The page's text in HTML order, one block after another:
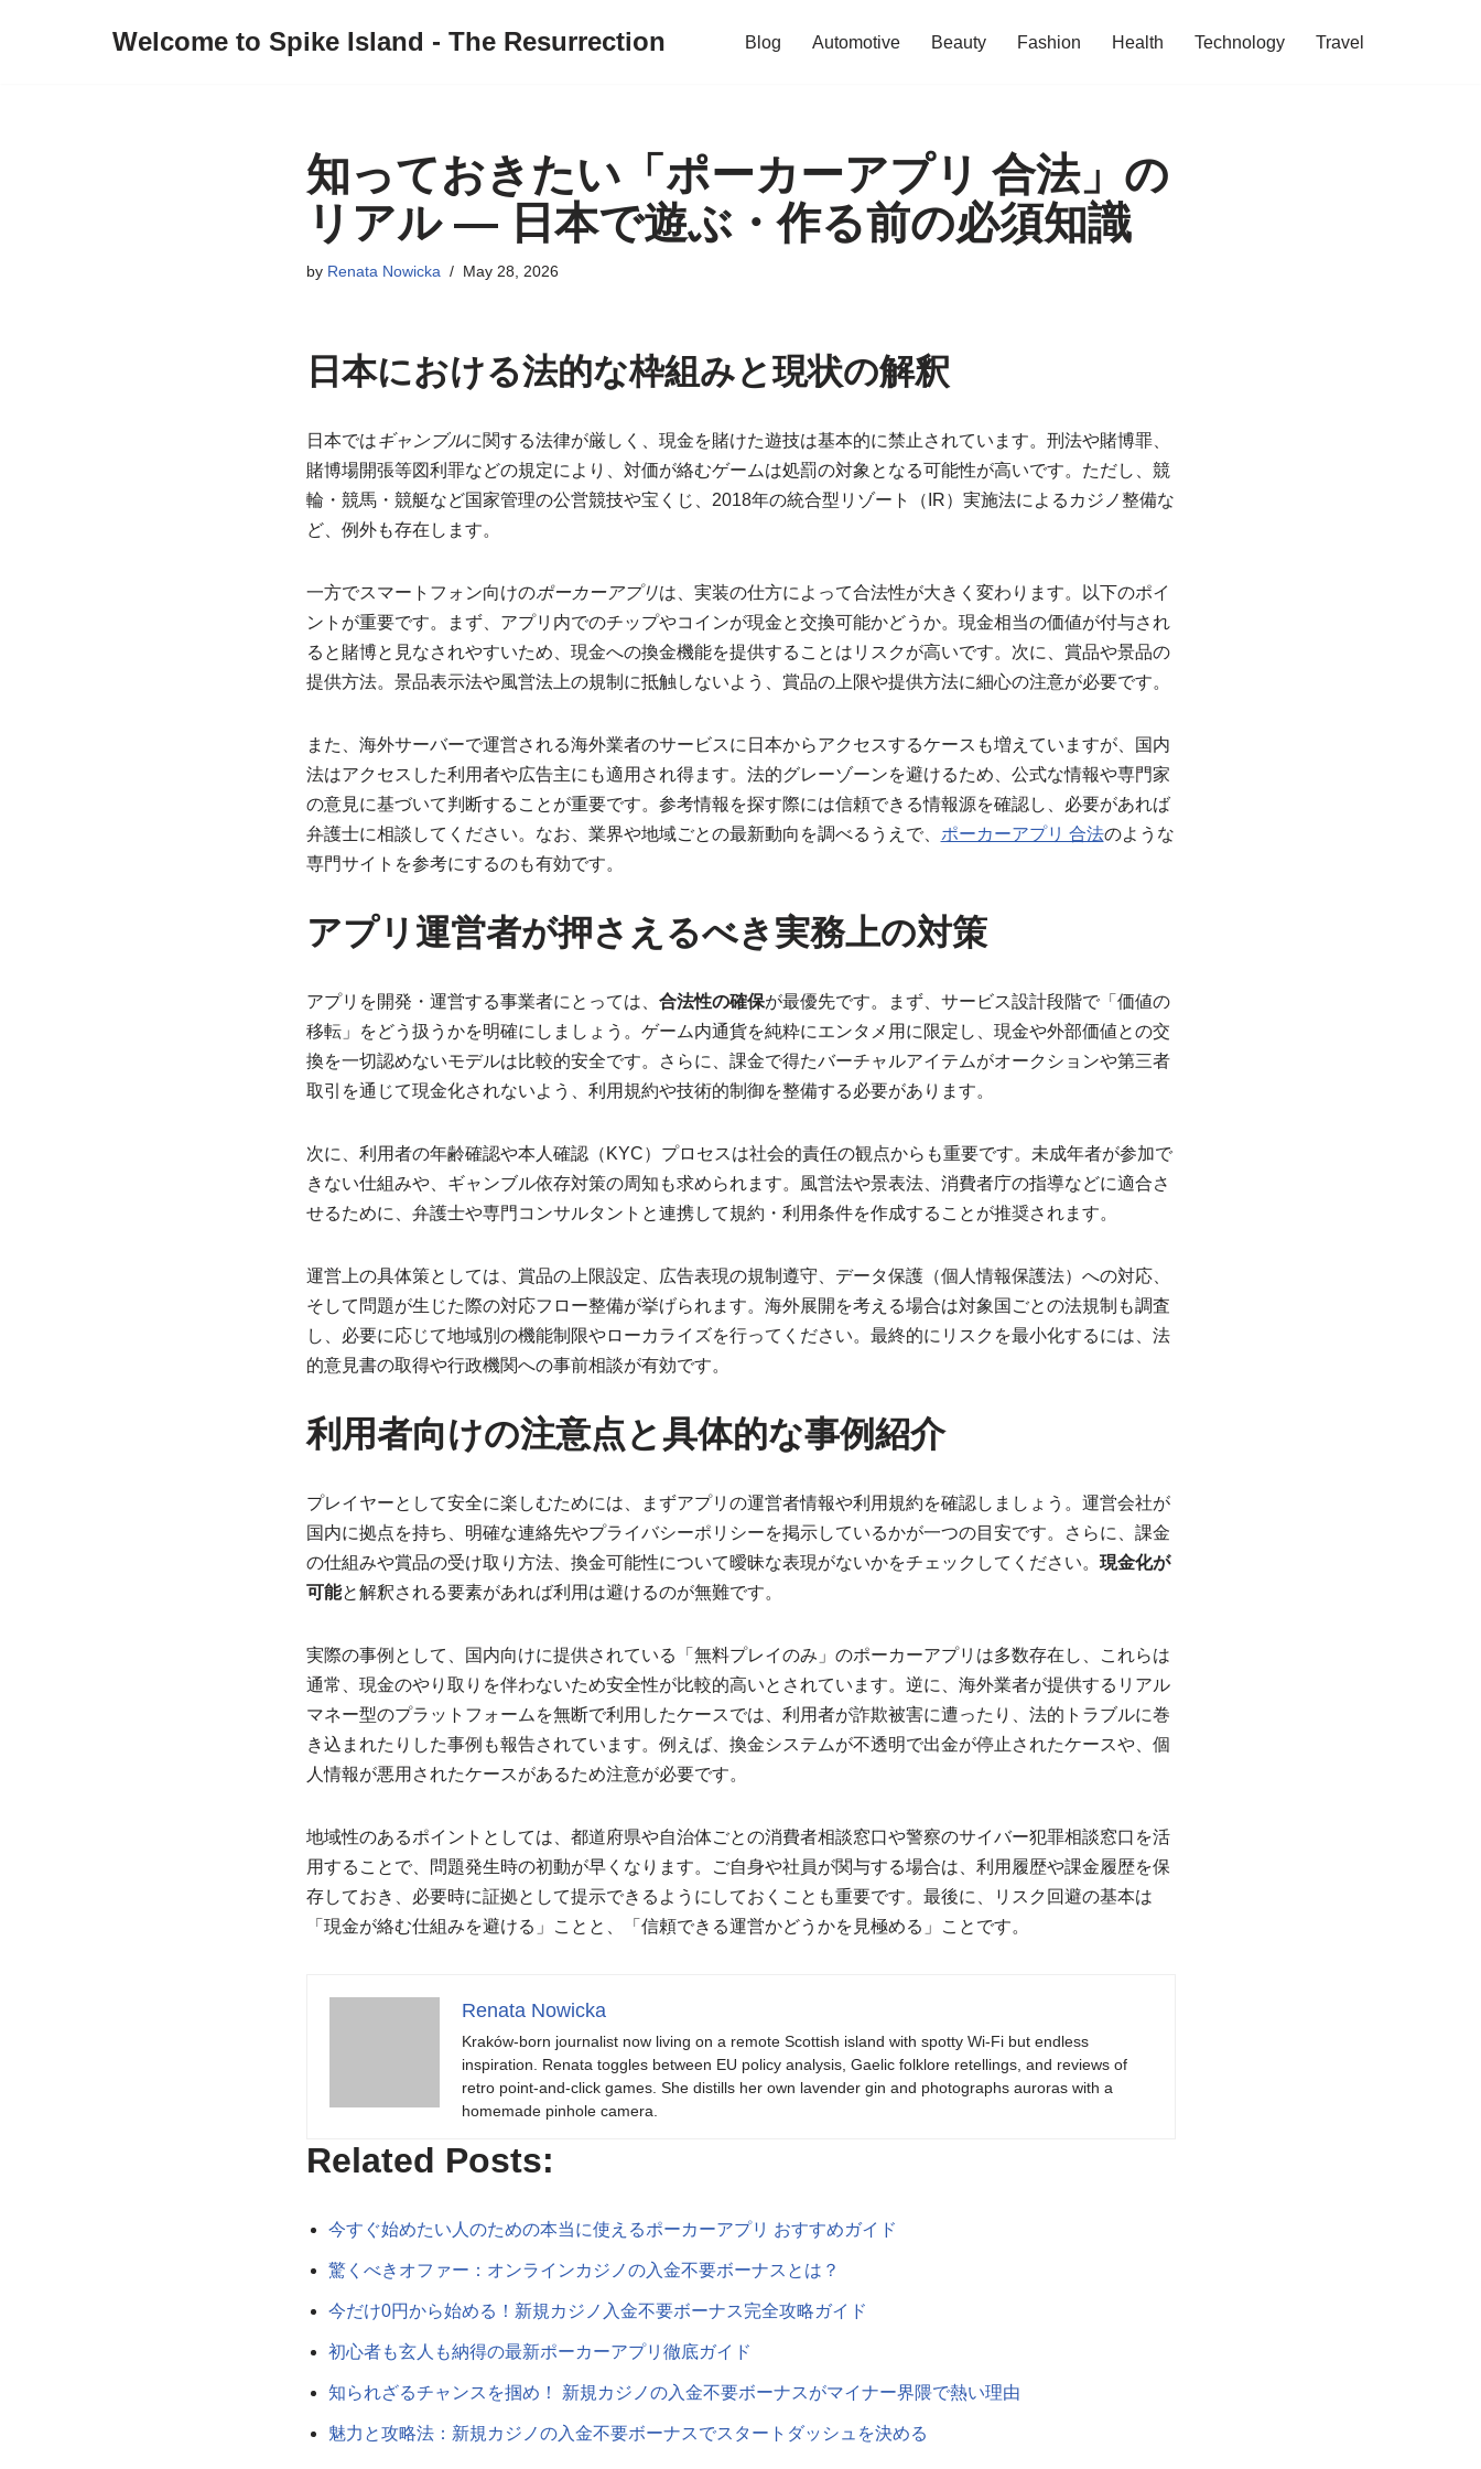
Welcome to Spike Island - The Resurrection Blog Automotive Beauty Fashion Health Technology Travel
知っておきたい「ポーカーアプリ 合法」の
リアル — 日本で遊ぶ・作る前の必須知識
by Renata Nowicka May 28, 2026
日本における法的な枠組みと現状の解釈
日本ではギャンブルに関する法律が厳しく、現金を賭けた遊技は基本的に禁止されています。刑法や賭博罪、
賭博場開張等図利罪などの規定により、対価が絡むゲームは処罰の対象となる可能性が高いです。ただし、競
輪・競馬・競艇など国家管理の公営競技や宝くじ、2018年の統合型リゾート（IR）実施法によるカジノ整備な
ど、例外も存在します。
一方でスマートフォン向けのポーカーアプリは、実装の仕方によって合法性が大きく変わります。以下のポイ
ントが重要です。まず、アプリ内でのチップやコインが現金と交換可能かどうか。現金相当の価値が付与され
ると賭博と見なされやすいため、現金への換金機能を提供することはリスクが高いです。次に、賞品や景品の
提供方法。景品表示法や風営法上の規制に抵触しないよう、賞品の上限や提供方法に細心の注意が必要です。
また、海外サーバーで運営される海外業者のサービスに日本からアクセスするケースも増えていますが、国内
法はアクセスした利用者や広告主にも適用され得ます。法的グレーゾーンを避けるため、公式な情報や専門家
の意見に基づいて判断することが重要です。参考情報を探す際には信頼できる情報源を確認し、必要があれば
弁護士に相談してください。なお、業界や地域ごとの最新動向を調べるうえで、 ポーカーアプリ 合法のような
専門サイトを参考にするのも有効です。
アプリ運営者が押さえるべき実務上の対策
アプリを開発・運営する事業者にとっては、 合法性の確保が最優先です。まず、サービス設計段階で「価値の
移転」をどう扱うかを明確にしましょう。ゲーム内通貨を純粋にエンタメ用に限定し、現金や外部価値との交
換を一切認めないモデルは比較的安全です。さらに、課金で得たバーチャルアイテムがオークションや第三者
取引を通じて現金化されないよう、利用規約や技術的制御を整備する必要があります。
次に、利用者の年齢確認や本人確認（KYC）プロセスは社会的責任の観点からも重要です。未成年者が参加で
きない仕組みや、ギャンブル依存対策の周知も求められます。風営法や景表法、消費者庁の指導などに適合さ
せるために、弁護士や専門コンサルタントと連携して規約・利用条件を作成することが推奨されます。
運営上の具体策としては、賞品の上限設定、広告表現の規制遵守、データ保護（個人情報保護法）への対応、
そして問題が生じた際の対応フロー整備が挙げられます。海外展開を考える場合は対象国ごとの法規制も調査
し、必要に応じて地域別の機能制限やローカライズを行ってください。最終的にリスクを最小化するには、法
的意見書の取得や行政機関への事前相談が有効です。
利用者向けの注意点と具体的な事例紹介
プレイヤーとして安全に楽しむためには、まずアプリの運営者情報や利用規約を確認しましょう。運営会社が
国内に拠点を持ち、明確な連絡先やプライバシーポリシーを掲示しているかが一つの目安です。さらに、課金
の仕組みや賞品の受け取り方法、換金可能性について曖昧な表現がないかをチェックしてください。 現金化が
可能と解釈される要素があれば利用は避けるのが無難です。
実際の事例として、国内向けに提供されている「無料プレイのみ」のポーカーアプリは多数存在し、これらは
通常、現金のやり取りを伴わないため安全性が比較的高いとされています。逆に、海外業者が提供するリアル
マネー型のプラットフォームを無断で利用したケースでは、利用者が詐欺被害に遭ったり、法的トラブルに巻
き込まれたりした事例も報告されています。例えば、換金システムが不透明で出金が停止されたケースや、個
人情報が悪用されたケースがあるため注意が必要です。
地域性のあるポイントとしては、都道府県や自治体ごとの消費者相談窓口や警察のサイバー犯罪相談窓口を活
用することで、問題発生時の初動が早くなります。ご自身や社員が関与する場合は、利用履歴や課金履歴を保
存しておき、必要時に証拠として提示できるようにしておくことも重要です。最後に、リスク回避の基本は
「現金が絡む仕組みを避ける」ことと、「信頼できる運営かどうかを見極める」ことです。
Renata Nowicka
Kraków-born journalist now living on a remote Scottish island with spotty Wi-Fi but endless
inspiration. Renata toggles between EU policy analysis, Gaelic folklore retellings, and reviews of
retro point-and-click games. She distills her own lavender gin and photographs auroras with a
homemade pinhole camera.
Related Posts:
今すぐ始めたい人のための本当に使えるポーカーアプリ おすすめガイド
驚くべきオファー：オンラインカジノの入金不要ボーナスとは？
今だけ0円から始める！新規カジノ入金不要ボーナス完全攻略ガイド
初心者も玄人も納得の最新ポーカーアプリ徹底ガイド
知られざるチャンスを掴め！ 新規カジノの入金不要ボーナスがマイナー界隈で熱い理由
魅力と攻略法：新規カジノの入金不要ボーナスでスタートダッシュを決める